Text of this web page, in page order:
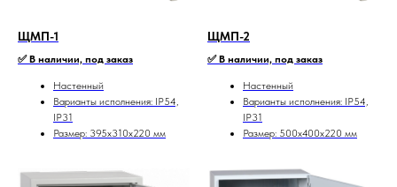
ЩМП-1
✅ В наличии, под заказ
Настенный
Варианты исполнения: IP54,
IP31
Размер: 395х310х220 мм
ЩМП-2
✅ В наличии, под заказ
Настенный
Варианты исполнения: IP54,
IP31
Размер: 500х400х220 мм